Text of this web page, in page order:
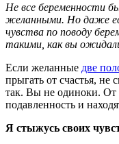
Не все беременности
желанными. Но даже
чувства по поводу
такими, как вы
Если желанные две
прыгать от счастья, не
так. Вы не одиноки. От
подавленность и
Я стыжусь своих